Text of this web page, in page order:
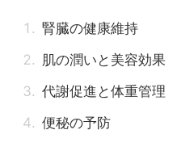
腎臓の健康維持
肌の潤いと美容効果
代謝促進と体重管理
便秘の予防